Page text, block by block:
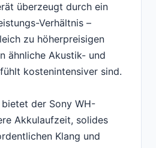
überzeugt durch ein
Verhältnis –
zu höherpreisigen
ähnliche Akustik- und
kostenintensiver sind.
der Sony WH-
Akkulaufzeit, solides
Klang und